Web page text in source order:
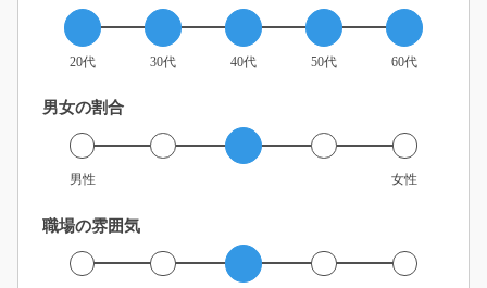
20代 30代 40代 50代 60代
男女の割合
男性 女性
職場の雰囲気